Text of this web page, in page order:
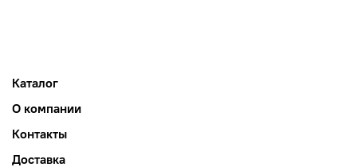
Каталог
О компании
Контакты
Доставка